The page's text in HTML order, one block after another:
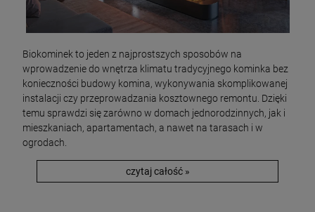
Biokominek to jeden z najprostszych sposobów na
wprowadzenie do wnętrza klimatu tradycyjnego kominka bez
konieczności budowy komina, wykonywania skomplikowanej
instalacji czy przeprowadzania kosztownego remontu. Dzięki
temu sprawdzi się zarówno w domach jednorodzinnych, jak i
mieszkaniach, apartamentach, a nawet na tarasach i w
ogrodach.
czytaj całość »